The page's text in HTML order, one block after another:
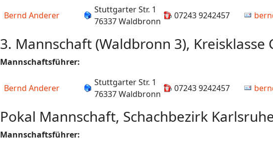
Bernd Anderer
Stuttgarter Str. 1
76337 Waldbronn
07243 9242457
3. Mannschaft (Waldbronn 3), Kreisklasse
Mannschaftsführer:
Bernd Anderer
Stuttgarter Str. 1
76337 Waldbronn
07243 9242457
Pokal Mannschaft, Schachbezirk
Mannschaftsführer: